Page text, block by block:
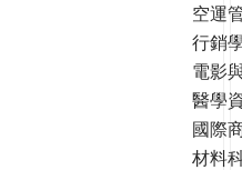
空運
行銷
電影
醫學
國際
材料